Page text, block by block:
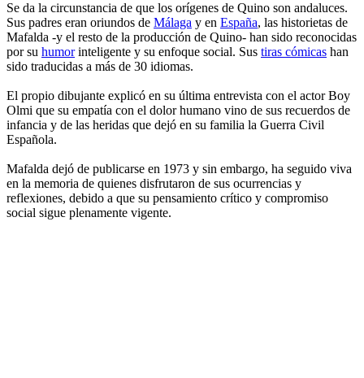
Se da la circunstancia de que los orígenes de Quino son andaluces.
Sus padres eran oriundos de Málaga y en España, las historietas de
Mafalda -y el resto de la producción de Quino- han sido reconocidas
por su humorinteligente y su enfoque social. Sus tiras cómicas han
sido traducidas a más de 30 idiomas.
El propio dibujante explicó en su última entrevista con el actor Boy
Olmi que su empatía con el dolor humano vino de sus recuerdos de
infancia y de las heridas que dejó en su familia la Guerra Civil
Española.
Mafalda dejó de publicarse en 1973 y sin embargo, ha seguido viva
en la memoria de quienes disfrutaron de sus ocurrencias y
reflexiones, debido a que su pensamiento crítico y compromiso
social sigue plenamente vigente.